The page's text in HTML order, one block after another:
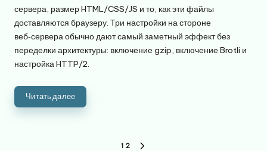
сервера, размер HTML/CSS/JS и то, как эти файлы
доставляются браузеру. Три настройки на стороне
веб‑сервера обычно дают самый заметный эффект без
переделки архитектуры: включение gzip, включение Brotli и
настройка HTTP/2.
Читать далее
1 2